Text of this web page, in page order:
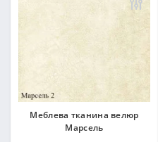
Меблева тканина велюр
Марсель